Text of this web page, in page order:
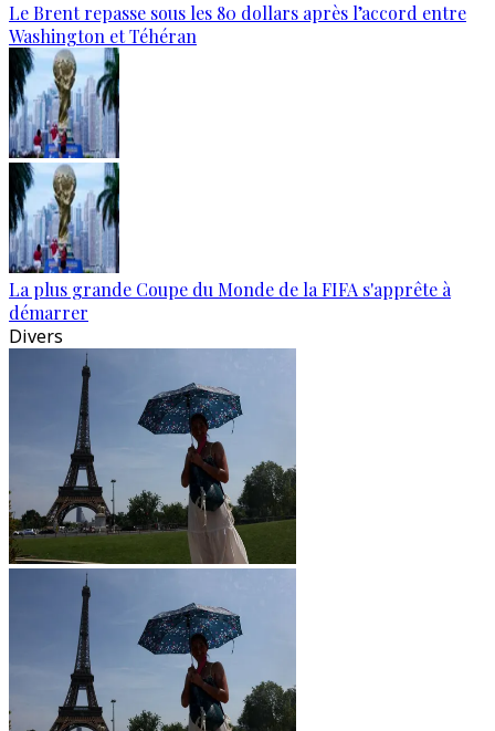
Le Brent repasse sous les 80 dollars après l’accord entre
Washington et Téhéran
La plus grande Coupe du Monde de la FIFA s'apprête à
démarrer
Divers